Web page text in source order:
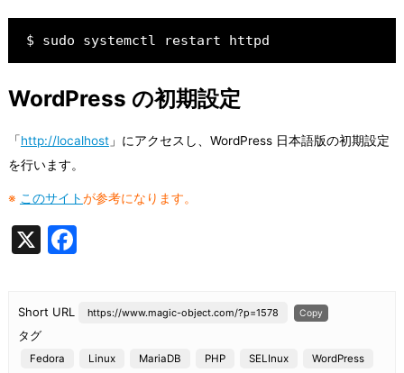
$ sudo systemctl restart httpd
WordPress の初期設定
「http://localhost」にアクセスし、WordPress 日本語版の初期設定
を行います。
※ このサイトが参考になります。
X F
e
b
Short URL https://www.magic-object.com/?p=1578 Copy
タグ
Fedora Linux MariaDB PHP SELInux WordPress